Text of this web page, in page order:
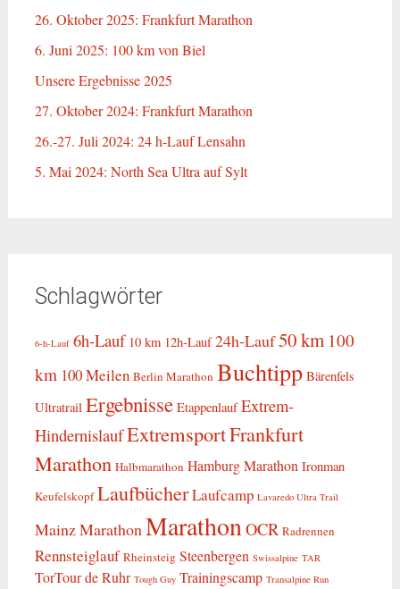
26. Oktober 2025: Frankfurt Marathon
6. Juni 2025: 100 km von Biel
Unsere Ergebnisse 2025
27. Oktober 2024: Frankfurt Marathon
26.-27. Juli 2024: 24 h-Lauf Lensahn
5. Mai 2024: North Sea Ultra auf Sylt
Schlagwörter
6-h-Lauf 6h-Lauf 10 km 12h-Lauf 24h-Lauf50 km 100
km 100 Meilen Berlin Marathon Buchtipp Bärenfels
Ultratrail Ergebnisse Etappenlauf Extrem-
HindernislaufExtremsportFrankfurt
Marathon Halbmarathon Hamburg Marathon Ironman
Keufelskopf LaufbücherLaufcamp Lavaredo Ultra Trail
Mainz MarathonMarathonOCR Radrennen
Rennsteiglauf Rheinsteig Steenbergen Swissalpine TAR
TorTour de Ruhr Tough Guy Trainingscamp Transalpine Run